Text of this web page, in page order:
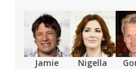
Jamie Nigella